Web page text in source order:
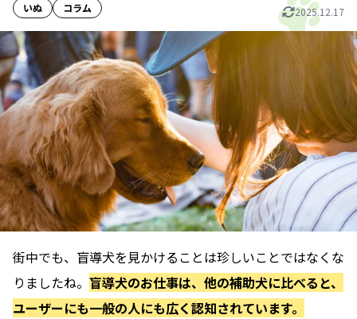
いぬ コラム 2025.12.17
街中でも、盲導犬を見かけることは珍しいことではなくな
りましたね。 盲導犬のお仕事は、他の補助犬に比べると、
ユーザーにも一般の人にも広く認知されています。